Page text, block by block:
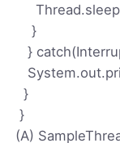
}
}
}
}
(A)